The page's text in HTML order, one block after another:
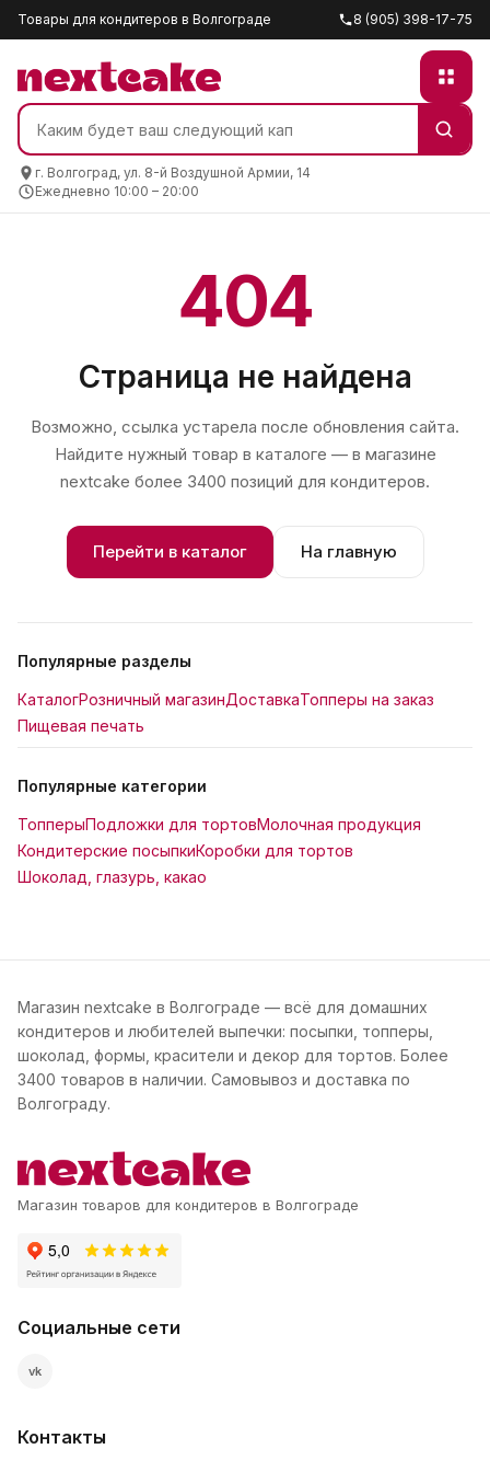
Товары для кондитеров в Волгограде 8 (905) 398-17-75
г. Волгоград, ул. 8-й Воздушной Армии, 14
Ежедневно 10:00 – 20:00
404
Страница не найдена
Возможно, ссылка устарела после обновления сайта.
Найдите нужный товар в каталоге — в магазине
nextcake более 3400 позиций для кондитеров.
Перейти в каталог На главную
Популярные разделы
КаталогРозничный магазинДоставкаТопперы на заказ
Пищевая печать
Популярные категории
ТопперыПодложки для тортовМолочная продукция
Кондитерские посыпкиКоробки для тортов
Шоколад, глазурь, какао
Магазин nextcake в Волгограде — всё для домашних
кондитеров и любителей выпечки: посыпки, топперы,
шоколад, формы, красители и декор для тортов. Более
3400 товаров в наличии. Самовывоз и доставка по
Волгограду.
Магазин товаров для кондитеров в Волгограде
Социальные сети
vk
Контакты